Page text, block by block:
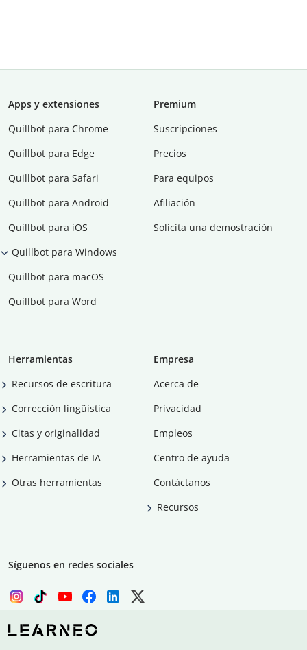
Apps y extensiones
Quillbot para Chrome
Quillbot para Edge
Quillbot para Safari
Quillbot para Android
Quillbot para iOS
Quillbot para Windows
Quillbot para macOS
Quillbot para Word
Premium
Suscripciones
Precios
Para equipos
Afiliación
Solicita una demostración
Herramientas
Recursos de escritura
Corrección lingüística
Citas y originalidad
Herramientas de IA
Otras herramientas
Empresa
Acerca de
Privacidad
Empleos
Centro de ayuda
Contáctanos
Recursos
Síguenos en redes sociales